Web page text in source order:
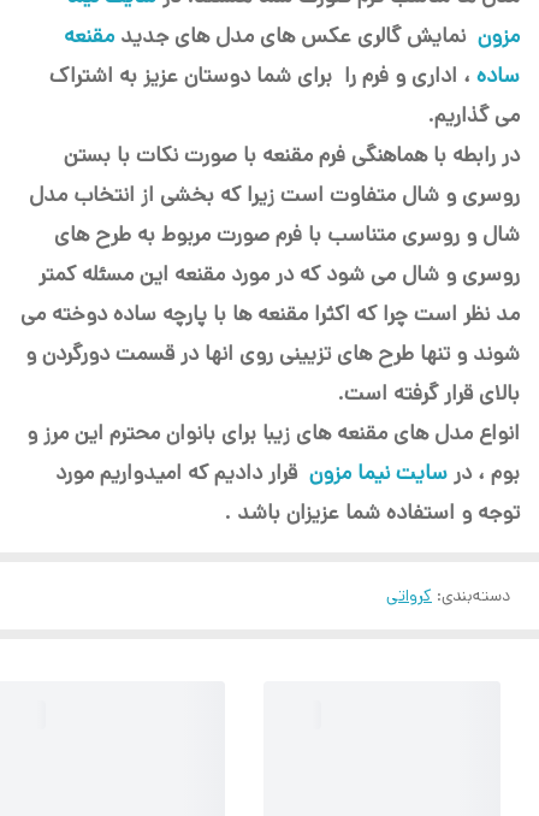
مزون نمایش گالری عکس های مدل های جدید مقنعه
ساده ، اداری و فرم را برای شما دوستان عزیز به اشتراک
می گذاریم.
در رابطه با هماهنگی فرم مقنعه با صورت نکات با بستن
روسری و شال متفاوت است زیرا که بخشی از انتخاب مدل
شال و روسری متناسب با فرم صورت مربوط به طرح های
روسری و شال می شود که در مورد مقنعه این مسئله کمتر
مد نظر است چرا که اکثرا مقنعه ها با پارچه ساده دوخته می
شوند و تنها طرح های تزیینی روی انها در قسمت دورگردن و
بالای قرار گرفته است.
انواع مدل های مقنعه های زیبا برای بانوان محترم این مرز و
بوم ، در سایت نیما مزون قرار دادیم که امیدواریم مورد
توجه و استفاده شما عزیزان باشد .
دسته‌بندی: کرواتی